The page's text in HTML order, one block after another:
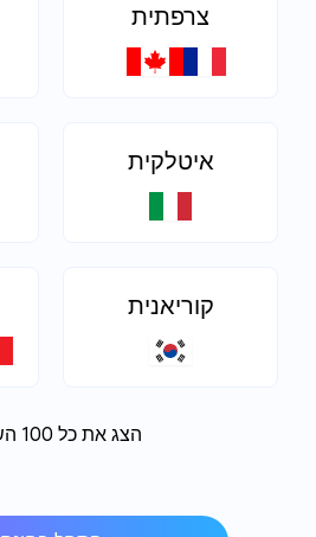
צרפתית
איטלקית
קוריאנית
הצג את כל 100 השפות